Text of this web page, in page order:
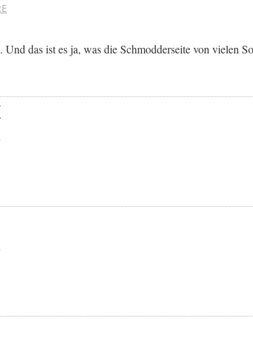
das ist es ja, was die Schmodderseite von vielen